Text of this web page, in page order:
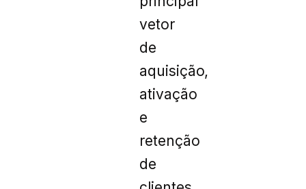
vetor
de
aquisição,
ativação
e
retenção
de